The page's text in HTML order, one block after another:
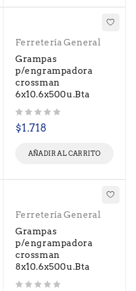
Ferretería General
Grampas
p/engrampadora
crossman
6x10.6x500u.Bta
$1.718
AÑADIR AL CARRITO
Ferretería General
Grampas
p/engrampadora
crossman
8x10.6x500u.Bta